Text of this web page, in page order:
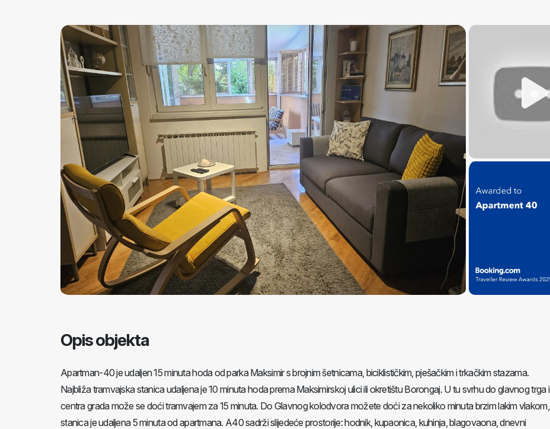
Opis objekta
Apartman-40 je udaljen 15 minuta hoda od parka Maksimir s brojnim šetnicama, biciklističkim, pješačkim i trkačkim stazama.
Najbliža tramvajska stanica udaljena je 10 minuta hoda prema Maksimirskoj ulici ili okretištu Borongaj. U tu svrhu do glavnog trga i
centra grada može se doći tramvajem za 15 minuta. Do Glavnog kolodvora možete doći za nekoliko minuta brzim lakim vlakom,
stanica je udaljena 5 minuta od apartmana. A40 sadrži slijedeće prostorije: hodnik, kupaonica, kuhinja, blagovaona, dnevni